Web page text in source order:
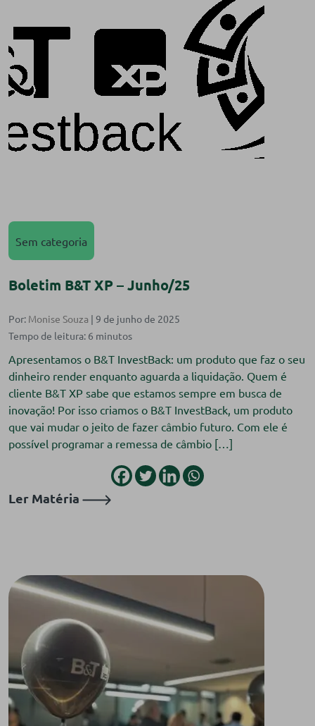
Sem categoria
Boletim B&T XP – Junho/25
Por: Monise Souza | 9 de junho de 2025
Apresentamos o B&T InvestBack: um produto que faz o seu
dinheiro render enquanto aguarda a liquidação. Quem é
cliente B&T XP sabe que estamos sempre em busca de
inovação! Por isso criamos o B&T InvestBack, um produto
que vai mudar o jeito de fazer câmbio futuro. Com ele é
possível programar a remessa de câmbio […]
Ler Matéria